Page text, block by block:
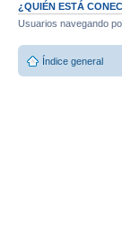
¿QUIÉN ESTÁ
Usuarios navegando
Índice general